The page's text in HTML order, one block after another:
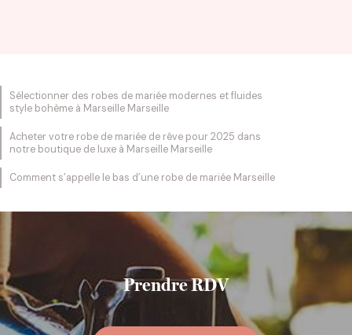
Sélectionner des robes de mariée modernes et fluides
style bohème à Marseille Marseille
Acheter votre robe de mariée de rêve pour 2025 dans
notre boutique de luxe à Marseille Marseille
Comment s’appelle le bas d’une robe de mariée Marseille
Prendre RDV